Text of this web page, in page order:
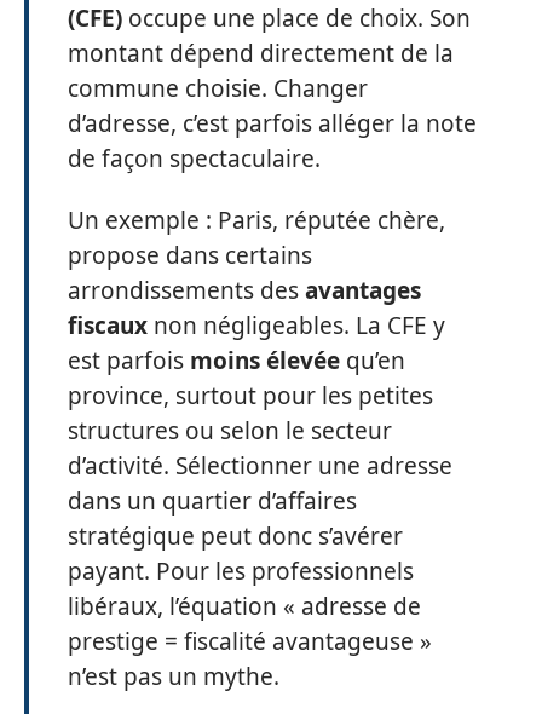
(CFE) occupe une place de choix. Son
montant dépend directement de la
commune choisie. Changer
d’adresse, c’est parfois alléger la note
de façon spectaculaire.
Un exemple : Paris, réputée chère,
propose dans certains
arrondissements desavantages
fiscaux non négligeables. La CFE y
est parfois moins élevée qu’en
province, surtout pour les petites
structures ou selon le secteur
d’activité. Sélectionner une adresse
dans un quartier d’affaires
stratégique peut donc s’avérer
payant. Pour les professionnels
libéraux, l’équation « adresse de
prestige = fiscalité avantageuse »
n’est pas un mythe.